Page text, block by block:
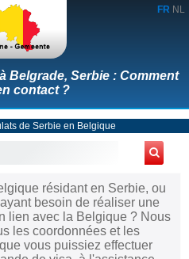
FR NL
Belgrade, Serbie : Comment
contact ?
de Serbie en Belgique
résidant en Serbie, ou
besoin de réaliser une
lien avec la Belgique ? Nous
les coordonnées et les
vous puissiez effectuer